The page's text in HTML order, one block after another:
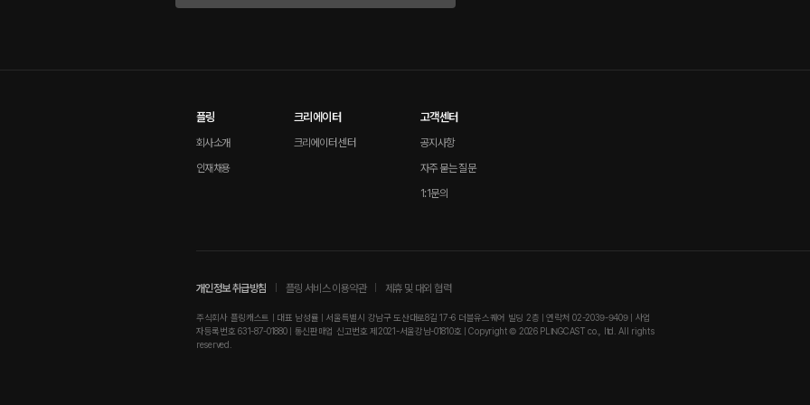
플링
회사소개
인재채용
크리에이터
크리에이터 센터
고객센터
공지사항
자주 묻는 질문
1:1문의
개인정보 취급방침 플링 서비스 이용약관 제휴 및 대외 협력
주식회사 플링캐스트 | 대표 남성률 | 서울특별시 강남구 도산대로8길 17-6 더블유스퀘어 빌딩 2층 | 연락처 02-2039-9409 | 사업
자등록번호 631-87-01880 | 통신판매업 신고번호 제2021-서울강남-01810호 | Copyright © 2026 PLINGCAST co., ltd. All rights
reserved.